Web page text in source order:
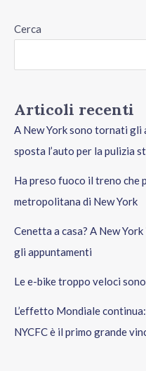
Cerca
Articoli recenti
A New York sono tornati
sposta l’auto per la pulizia
Ha preso fuoco il treno che
metropolitana di New York
Cenetta a casa? A New
gli appuntamenti
Le e-bike troppo veloci
L’effetto Mondiale
NYCFC è il primo grande